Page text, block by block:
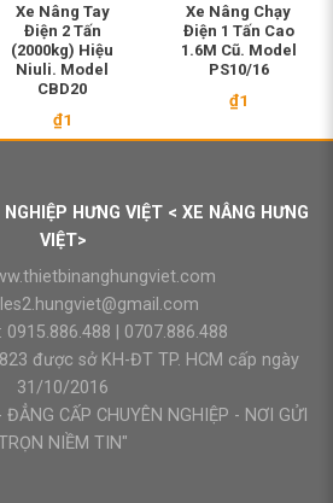
Xe Nâng Tay
Điện 2 Tấn
(2000kg) Hiệu
Niuli. Model
CBD20
₫1
Xe Nâng Chạy
Điện 1 Tấn Cao
1.6M Cũ. Model
PS10/16
₫1
HƯNG VIỆT < XE NÂNG HƯNG
VIỆT>
0915.886.488
0707.886.488
được sở KH-ĐT TP. HCM cấp ngày
31/10/2016
CẤP CHUYÊN NGHIỆP - NƠI GỬI
NIỀM TIN"